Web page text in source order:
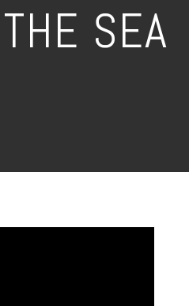
SEA